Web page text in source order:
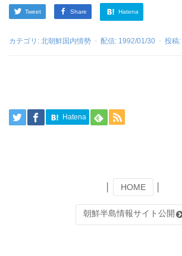
Tweet Share Hatena
カテゴリ: 北朝鮮国内情勢 配信: 1992/01/30 投稿:
Hatena
HOME
朝鮮半島情報サイト公開